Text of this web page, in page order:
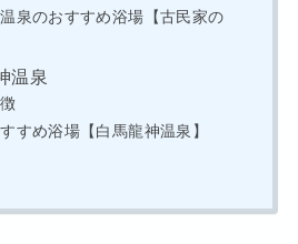
泉のおすすめ浴場【古民家の
温泉
すめ浴場【白馬龍神温泉】